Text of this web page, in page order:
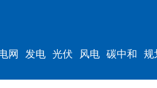
网 发电 光伏 风电 碳中和 规